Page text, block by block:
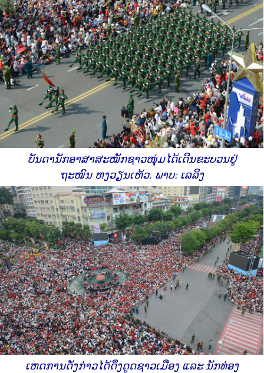
ບັນດາ​ນັກ​ອາສາ​ສະໝັກ​ຊາວ​ໜຸ່ມ​ໄດ້​ເດີນ​ຂະ​ບວນຢູ່​
ຖະໜົນ ຫງວຽນ​ເຫ້ວ. ພາບ: ເລລິງ
ເຫດການ​ດັ່ງກ່າວ​ໄດ້​ດຶງ​ດູດ​ຊາວ​ເມືອງ​ ແລະ​ ນັກ​ທ່ອງ​